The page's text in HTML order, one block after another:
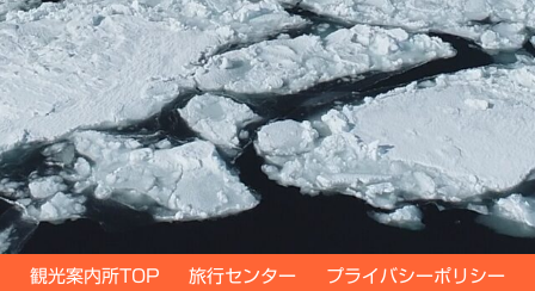
観光案内所TOP 旅行センター プライバシーポリシー